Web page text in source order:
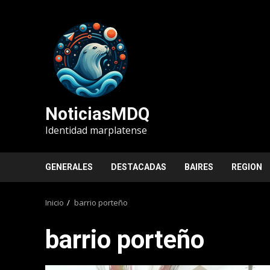
NoticiasMDQ
Identidad marplatense
GENERALES DESTACADAS BAIRES REGION
Inicio barrio porteño
barrio porteño